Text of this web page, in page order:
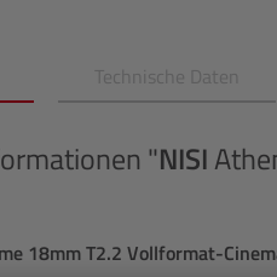
Technische Daten
"NISI
18mm T2.2 Vollformat-